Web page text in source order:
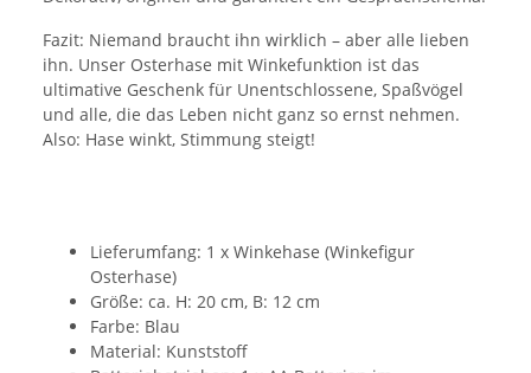
Fazit: Niemand braucht ihn wirklich – aber alle lieben
ihn. Unser Osterhase mit Winkefunktion ist das
ultimative Geschenk für Unentschlossene, Spaßvögel
und alle, die das Leben nicht ganz so ernst nehmen.
Also: Hase winkt, Stimmung steigt!
Lieferumfang: 1 x Winkehase (Winkefigur
Osterhase)
Größe: ca. H: 20 cm, B: 12 cm
Farbe: Blau
Material: Kunststoff